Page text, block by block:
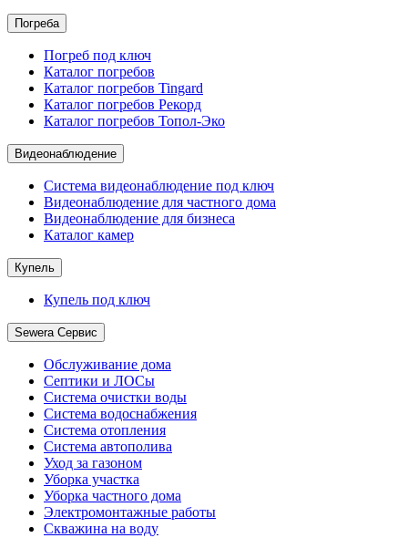
Погреба
Погреб под ключ
Каталог погребов
Каталог погребов Tingard
Каталог погребов Рекорд
Каталог погребов Топол-Эко
Видеонаблюдение
Система видеонаблюдение под ключ
Видеонаблюдение для частного дома
Видеонаблюдение для бизнеса
Каталог камер
Купель
Купель под ключ
Sewera Сервис
Обслуживание дома
Септики и ЛОСы
Система очистки воды
Система водоснабжения
Система отопления
Система автополива
Уход за газоном
Уборка участка
Уборка частного дома
Электромонтажные работы
Скважина на воду